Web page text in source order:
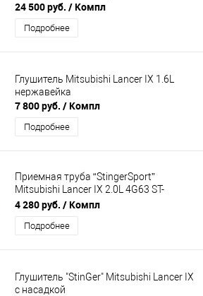
24 500 руб. / Компл
Подробнее
Глушитель Mitsubishi Lancer IX 1.6L
нержавейка
7 800 руб. / Компл
Подробнее
Приемная труба “StingerSport”
Mitsubishi Lancer IX 2.0L 4G63 ST-
04036-1
4 280 руб. / Компл
Подробнее
Глушитель "StinGer" Mitsubishi Lancer IX
с насадкой